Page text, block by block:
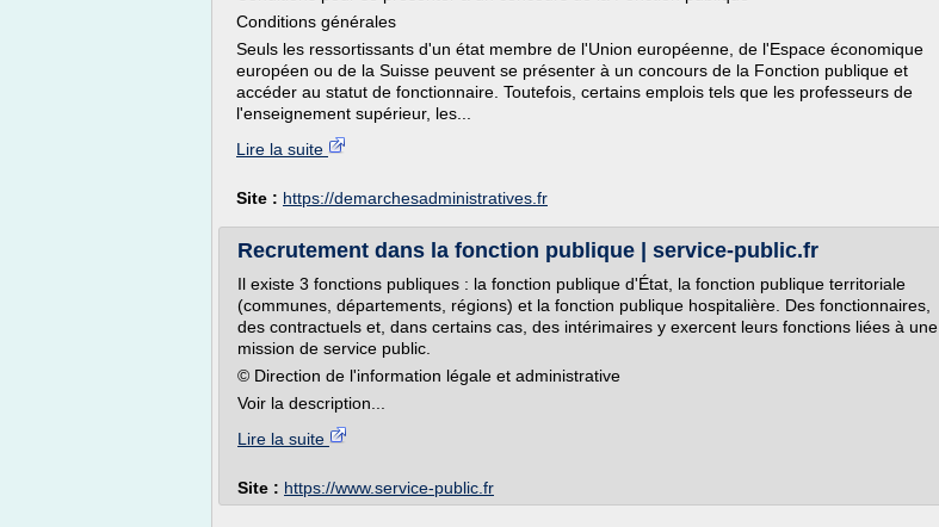
Conditions générales
Seuls les ressortissants d'un état membre de l'Union européenne, de l'Espace économique
européen ou de la Suisse peuvent se présenter à un concours de la Fonction publique et
accéder au statut de fonctionnaire. Toutefois, certains emplois tels que les professeurs de
l'enseignement supérieur, les...
Lire la suite
Site : https://demarchesadministratives.fr
Recrutement dans la fonction publique | service-public.fr
Il existe 3 fonctions publiques : la fonction publique d'État, la fonction publique territoriale
(communes, départements, régions) et la fonction publique hospitalière. Des fonctionnaires,
des contractuels et, dans certains cas, des intérimaires y exercent leurs fonctions liées à une
mission de service public.
© Direction de l'information légale et administrative
Voir la description...
Lire la suite
Site : https://www.service-public.fr